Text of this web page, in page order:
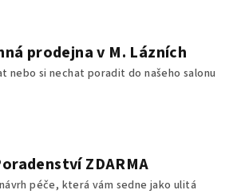
prodejna v M. Lázních
nebo si nechat poradit do našeho salonu
ZDARMA
péče, která vám sedne jako ulitá